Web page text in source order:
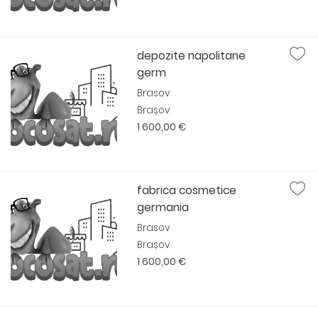
depozite napolitane
germ
Brasov
Brașov
1 600,00 €
fabrica cosmetice
germania
Brasov
Brașov
1 600,00 €